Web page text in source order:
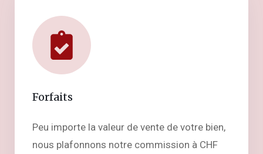
Forfaits
Peu importe la valeur de vente de votre bien,
nous plafonnons notre commission à CHF